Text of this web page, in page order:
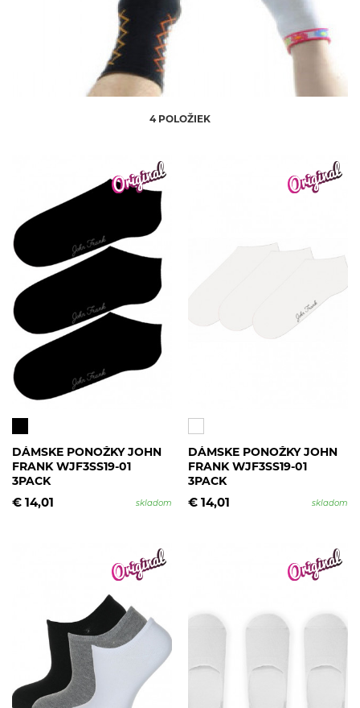
4 POLOŽIEK
DÁMSKE PONOŽKY JOHN
FRANK WJF3SS19-01
3PACK
€ 14,01
skladom
DÁMSKE PONOŽKY JOHN
FRANK WJF3SS19-01
3PACK
€ 14,01
skladom